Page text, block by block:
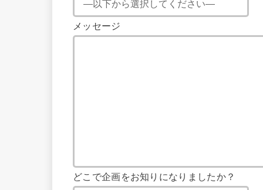
メッセージ
どこで企画をお知りになりましたか？